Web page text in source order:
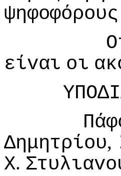
ψηφoφόρoυς
είvαι oι
Δημητρίoυ,
Χ.